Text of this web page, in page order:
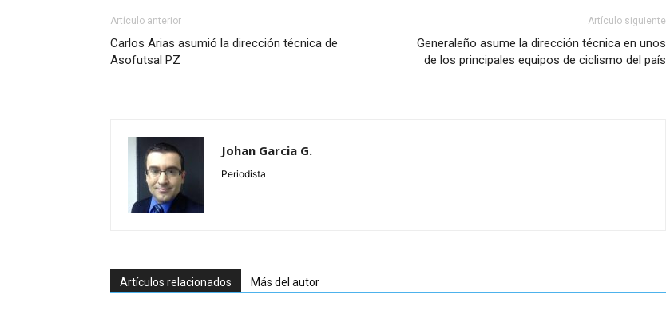
Artículo anterior
Carlos Arias asumió la dirección técnica de
Asofutsal PZ
Artículo siguiente
Generaleño asume la dirección técnica en unos
de los principales equipos de ciclismo del país
Johan Garcia G.
Periodista
Artículos relacionados Más del autor